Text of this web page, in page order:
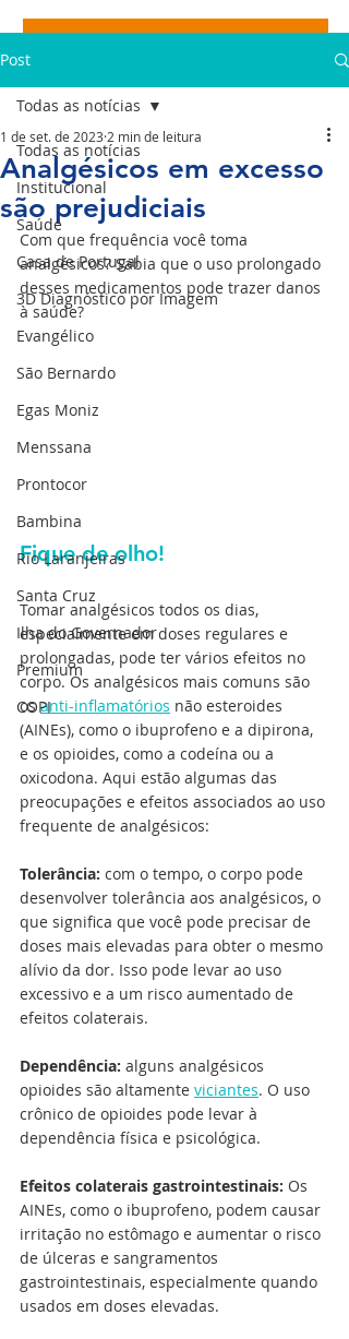
Resultados de exames laboratoriais
Post
Todas as notícias
Institucional
Saúde
Casa de Portugal
3D Diagnóstico por Imagem
Evangélico
São Bernardo
Egas Moniz
Menssana
Prontocor
Bambina
Rio Laranjeiras
Santa Cruz
Ilha do Governador
Premium
COPI
Todas as notícias
Analgésicos em excesso
são prejudiciais
1 de set. de 2023 2 min de leitura
Com que frequência você toma
analgésicos? Sabia que o uso prolongado
desses medicamentos pode trazer danos
à saúde?
Fique de olho!
Tomar analgésicos todos os dias,
especialmente em doses regulares e
prolongadas, pode ter vários efeitos no
corpo. Os analgésicos mais comuns são
os anti-inflamatórios não esteroides
(AINEs), como o ibuprofeno e a dipirona,
e os opioides, como a codeína ou a
oxicodona. Aqui estão algumas das
preocupações e efeitos associados ao uso
frequente de analgésicos:
Tolerância: com o tempo, o corpo pode
desenvolver tolerância aos analgésicos, o
que significa que você pode precisar de
doses mais elevadas para obter o mesmo
alívio da dor. Isso pode levar ao uso
excessivo e a um risco aumentado de
efeitos colaterais.
Dependência: alguns analgésicos
opioides são altamente viciantes. O uso
crônico de opioides pode levar à
dependência física e psicológica.
Efeitos colaterais gastrointestinais: Os
AINEs, como o ibuprofeno, podem causar
irritação no estômago e aumentar o risco
de úlceras e sangramentos
gastrointestinais, especialmente quando
usados em doses elevadas.